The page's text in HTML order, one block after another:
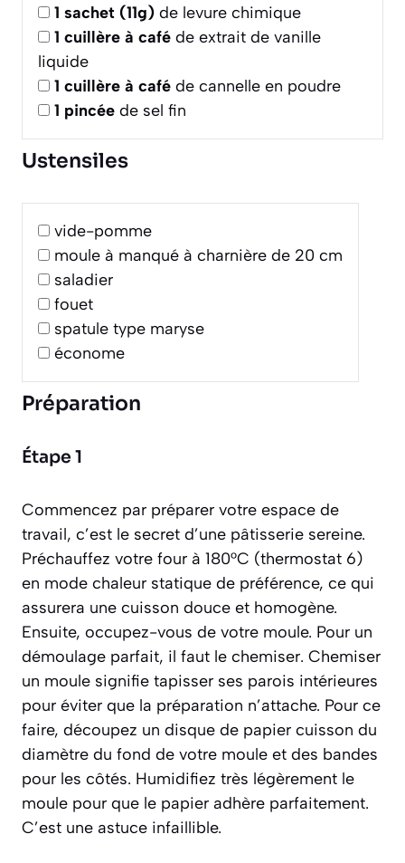
1 sachet (11g) de levure chimique
1 cuillère à café de extrait de vanille
liquide
1 cuillère à café de cannelle en poudre
1 pincée de sel fin
Ustensiles
vide-pomme
moule à manqué à charnière de 20 cm
saladier
fouet
spatule type maryse
économe
Préparation
Étape 1
Commencez par préparer votre espace de
travail, c’est le secret d’une pâtisserie sereine.
Préchauffez votre four à 180°C (thermostat 6)
en mode chaleur statique de préférence, ce qui
assurera une cuisson douce et homogène.
Ensuite, occupez-vous de votre moule. Pour un
démoulage parfait, il faut le chemiser. Chemiser
un moule signifie tapisser ses parois intérieures
pour éviter que la préparation n’attache. Pour ce
faire, découpez un disque de papier cuisson du
diamètre du fond de votre moule et des bandes
pour les côtés. Humidifiez très légèrement le
moule pour que le papier adhère parfaitement.
C’est une astuce infaillible.